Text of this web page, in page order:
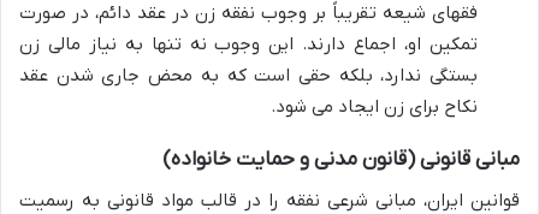
فقهای شیعه تقریباً بر وجوب نفقه زن در عقد دائم، در صورت
تمکین او، اجماع دارند. این وجوب نه تنها به نیاز مالی زن
بستگی ندارد، بلکه حقی است که به محض جاری شدن عقد
نکاح برای زن ایجاد می شود.
مبانی قانونی (قانون مدنی و حمایت خانواده)
قوانین ایران، مبانی شرعی نفقه را در قالب مواد قانونی به رسمیت